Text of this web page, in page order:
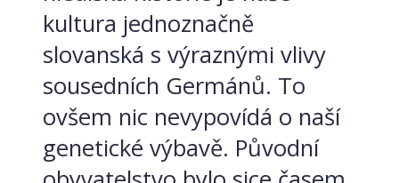
kultura jednoznačně
slovanská s výraznými vlivy
sousedních Germánů. To
ovšem nic nevypovídá o naší
genetické výbavě. Původní